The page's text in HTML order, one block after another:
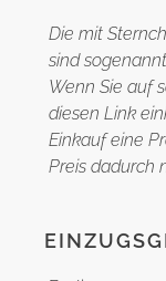
Die mit
sind
Wenn Sie auf
diesen Link
Einkauf eine
Preis dadurch